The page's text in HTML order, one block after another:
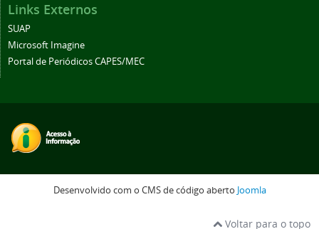
Links Externos
SUAP
Microsoft Imagine
Portal de Periódicos CAPES/MEC
Desenvolvido com o CMS de código aberto Joomla
Voltar para o topo